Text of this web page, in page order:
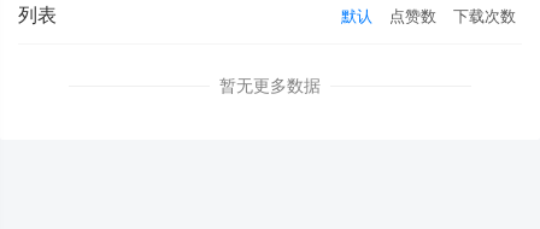
列表 默认 点赞数 下载次数
暂无更多数据